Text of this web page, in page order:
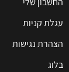
עגלת קניות
הצהרת נגישות
בלוג